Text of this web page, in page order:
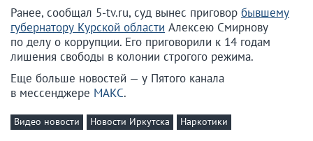
Ранее, сообщал 5-tv.ru, суд вынес приговор бывшему
губернатору Курской области Алексею Смирнову
по делу о коррупции. Его приговорили к 14 годам
лишения свободы в колонии строгого режима.
Еще больше новостей — у Пятого канала
в мессенджере МАКС.
Видео новости Новости Иркутска Наркотики